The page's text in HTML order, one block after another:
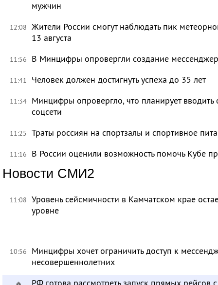
мужчин
12:08 Жители России смогут наблюдать пик
13 августа
11:56 В Минцифры опровергли создание
11:41 Человек должен достигнуть успеха до 35 лет
11:34 Минцифры опровергло, что планирует вводить
соцсети
11:25 Траты россиян на спортзалы и спортивное
11:16 В России оценили возможность помочь Кубе
Новости СМИ2
11:08 Уровень сейсмичности в Камчатском крае
уровне
10:56
Минцифры хочет ограничить доступ к
несовершеннолетних